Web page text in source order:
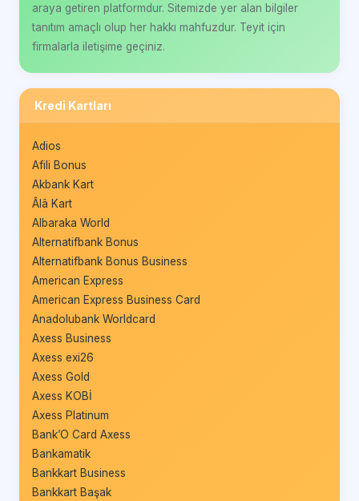
araya getiren platformdur. Sitemizde yer alan bilgiler
tanıtım amaçlı olup her hakkı mahfuzdur. Teyit için
firmalarla iletişime geçiniz.
Kredi Kartları
Adios
Afili Bonus
Akbank Kart
Âlâ Kart
Albaraka World
Alternatifbank Bonus
Alternatifbank Bonus Business
American Express
American Express Business Card
Anadolubank Worldcard
Axess Business
Axess exi26
Axess Gold
Axess KOBİ
Axess Platinum
Bank’O Card Axess
Bankamatik
Bankkart Business
Bankkart Başak